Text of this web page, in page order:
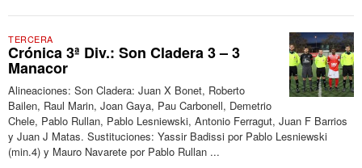
TERCERA
Crónica 3ª Div.: Son Cladera 3 – 3
Manacor
Alineaciones: Son Cladera: Juan X Bonet, Roberto
Bailen, Raul Marin, Joan Gaya, Pau Carbonell, Demetrio
Chele, Pablo Rullan, Pablo Lesniewski, Antonio Ferragut, Juan F Barrios
y Juan J Matas. Sustituciones: Yassir Badissi por Pablo Lesniewski
(min.4) y Mauro Navarete por Pablo Rullan ...